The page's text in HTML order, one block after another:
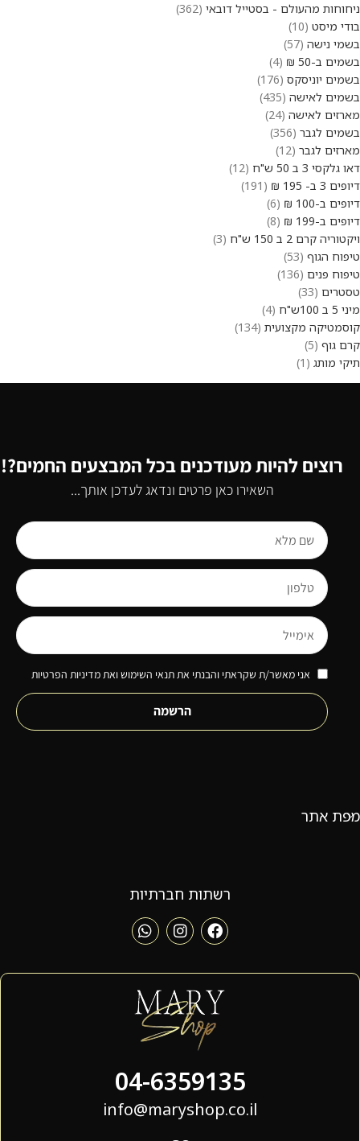
ניחוחות מהעולם - בסטייל דובאי 362
בודי מיסט 10
בשמי נישה 57
בשמים ב-50 ₪
4
בשמים יוניסקס 176
בשמים לאישה 435
מארזים לאישה 24
בשמים לגבר 356
מארזים לגבר 12
דאו גלקסי 3 ב 50 ש"ח
12
דיופים 3 ב- 195 ₪
191
דיופים ב-100 ₪
6
דיופים ב-199 ₪
8
ויקטוריה קרם 2 ב 150 ש"ח
3
טיפוח הגוף 53
טיפוח פנים 136
טסטרים 33
מיני 5 ב 100ש"ח
4
קוסמטיקה מקצועית 134
קרם גוף 5
תיקי מותג
1
רוצים להיות מעודכנים בכל המבצעים החמים?!
השאירו כאן פרטים ונדאג לעדכן אותך...
אני מאשר/ת שקראתי והבנתי את תנאי השימוש ואת מדיניות הפרטיות
הרשמה
מפת אתר
רשתות חברתיות
04-6359135
info@maryshop.co.il